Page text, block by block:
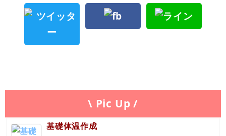
\ Pic Up /
基礎体温作成